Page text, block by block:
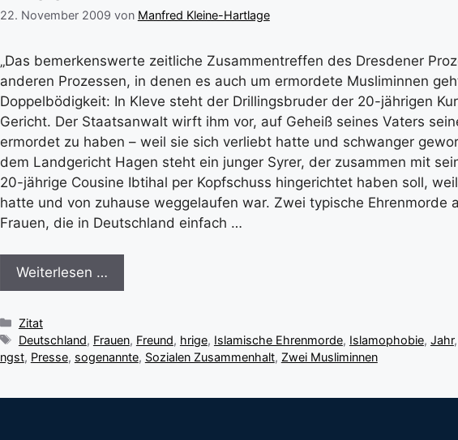
22. November 2009 von Manfred Kleine-Hartlage
„Das bemerkenswerte zeitliche Zusammentreffen des Dresdener
anderen Prozessen, in denen es auch um ermordete Musliminnen
Doppelbödigkeit: In Kleve steht der Drillingsbruder der 20-jährigen
Gericht. Der Staatsanwalt wirft ihm vor, auf Geheiß seines Vaters
ermordet zu haben – weil sie sich verliebt hatte und schwanger
dem Landgericht Hagen steht ein junger Syrer, der zusammen mit
20-jährige Cousine Ibtihal per Kopfschuss hingerichtet haben soll,
hatte und von zuhause weggelaufen war. Zwei typische Ehrenmorde
Frauen, die in Deutschland einfach …
Weiterlesen …
Kategorien
Zitat
Schlagwörter
Deutschland, Frauen, Freund, hrige, Islamische Ehrenmorde, Islamophobie, Jahr,
ngst, Presse, sogenannte, Sozialen Zusammenhalt, Zwei Musliminnen